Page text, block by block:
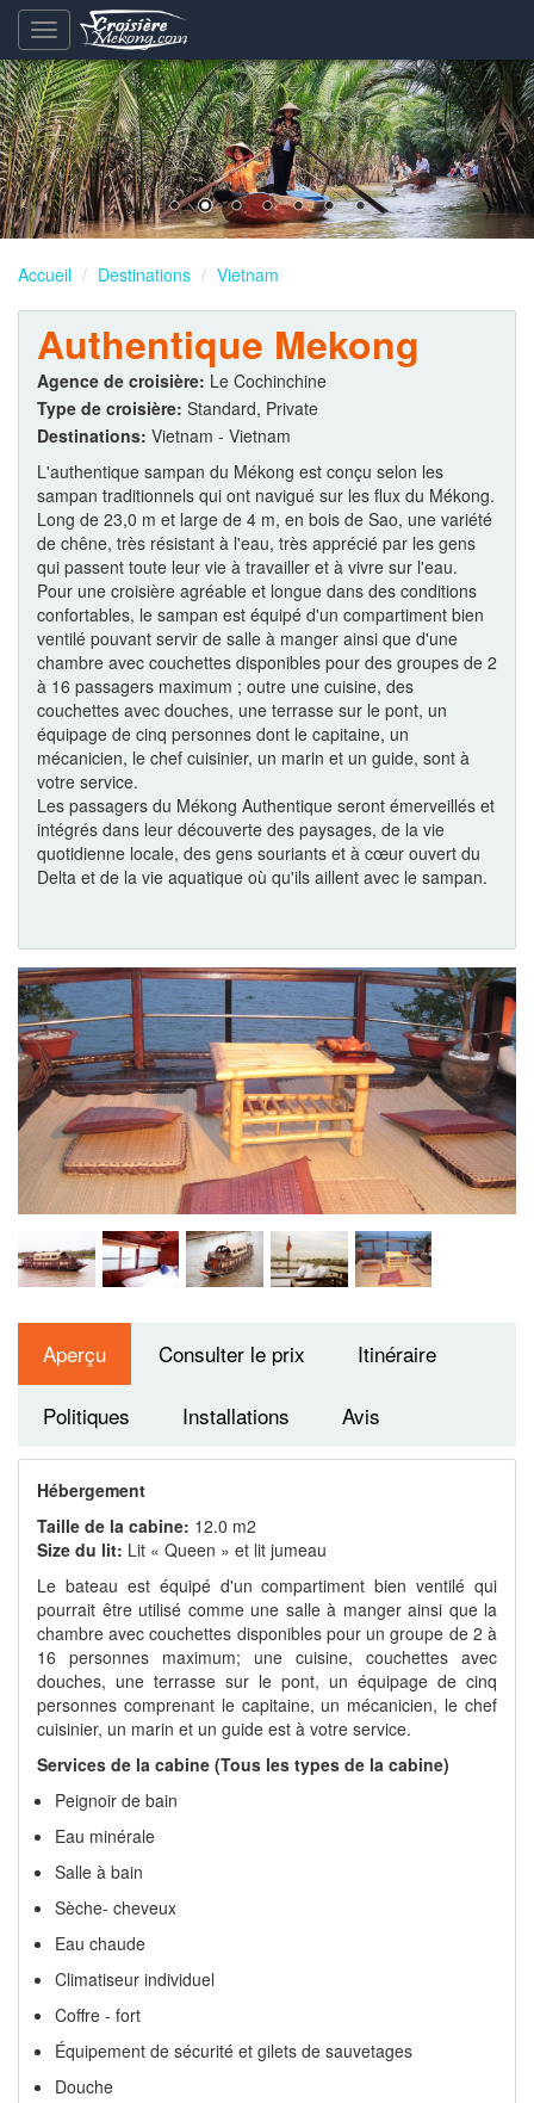
Basculement
de
la
navigation
Accueil Destinations Vietnam
Authentique Mekong
Agence de croisière: Le Cochinchine
Type de croisière: Standard, Private
Destinations: Vietnam - Vietnam
L'authentique sampan du Mékong est conçu selon les
sampan traditionnels qui ont navigué sur les flux du Mékong.
Long de 23,0 m et large de 4 m, en bois de Sao, une variété
de chêne, très résistant à l'eau, très apprécié par les gens
qui passent toute leur vie à travailler et à vivre sur l'eau.
Pour une croisière agréable et longue dans des conditions
confortables, le sampan est équipé d'un compartiment bien
ventilé pouvant servir de salle à manger ainsi que d'une
chambre avec couchettes disponibles pour des groupes de 2
à 16 passagers maximum ; outre une cuisine, des
couchettes avec douches, une terrasse sur le pont, un
équipage de cinq personnes dont le capitaine, un
mécanicien, le chef cuisinier, un marin et un guide, sont à
votre service.
Les passagers du Mékong Authentique seront émerveillés et
intégrés dans leur découverte des paysages, de la vie
quotidienne locale, des gens souriants et à cœur ouvert du
Delta et de la vie aquatique où qu'ils aillent avec le sampan.
Aperçu Consulter le prix Itinéraire
Politiques Installations Avis
Hébergement
Taille de la cabine: 12.0 m2
Size du lit: Lit « Queen » et lit jumeau
Le bateau est équipé d'un compartiment bien ventilé qui
pourrait être utilisé comme une salle à manger ainsi que la
chambre avec couchettes disponibles pour un groupe de 2 à
16 personnes maximum; une cuisine, couchettes avec
douches, une terrasse sur le pont, un équipage de cinq
personnes comprenant le capitaine, un mécanicien, le chef
cuisinier, un marin et un guide est à votre service.
Services de la cabine (Tous les types de la cabine)
Peignoir de bain
Eau minérale
Salle à bain
Sèche- cheveux
Eau chaude
Climatiseur individuel
Coffre - fort
Équipement de sécurité et gilets de sauvetages
Douche